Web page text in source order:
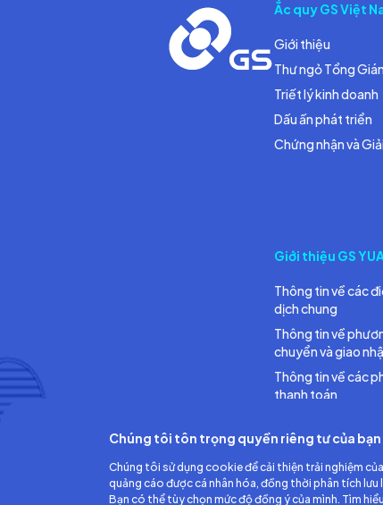
Ắc quy GS Việt
Giới thiệu
Thư ngỏ Tổng
Triết lý kinh doanh
Dấu ấn phát triển
Chứng nhận và
Giới thiệu GS
Thông tin về các
dịch chung
Thông tin về
chuyển và giao
Thông tin về các
thanh toán
Công ty TNHH Ắc quy GS Việt Nam
Chúng tôi tôn trọng quyền riêng tư của bạn
Chúng tôi sử dụng cookie để cải thiện trải nghiệm
quảng cáo được cá nhân hóa, đồng thời phân tích
Bạn có thể tùy chọn mức độ đồng ý của mình. Tìm